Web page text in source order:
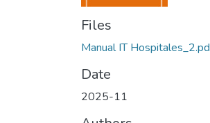
Files
Manual IT
Date
2025-11